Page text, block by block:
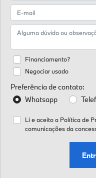
Financiamento?
Negociar usado
Preferência de contato:
Whatsapp
Li e aceito a Política de
comunicações da